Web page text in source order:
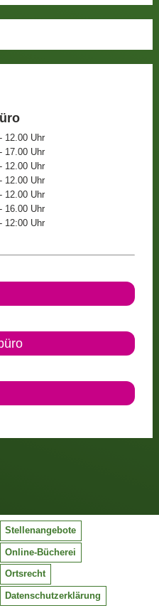
12.00 Uhr
17.00 Uhr
12.00 Uhr
12.00 Uhr
12.00 Uhr
16.00 Uhr
12:00 Uhr
Stellenangebote
Online-Bücherei
Ortsrecht
Datenschutzerklärung